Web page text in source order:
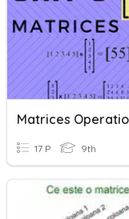
Matrices
17 P 9th